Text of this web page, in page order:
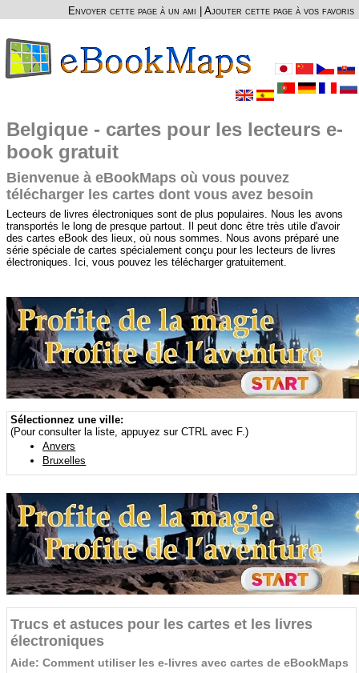
Envoyer cette page à un ami Ajouter cette page à vos favoris
Belgique - cartes pour les lecteurs e-
book gratuit
Bienvenue à eBookMaps où vous pouvez
télécharger les cartes dont vous avez besoin
Lecteurs de livres électroniques sont de plus populaires. Nous les avons
transportés le long de presque partout. Il peut donc être très utile d'avoir
des cartes eBook des lieux, où nous sommes. Nous avons préparé une
série spéciale de cartes spécialement conçu pour les lecteurs de livres
électroniques. Ici, vous pouvez les télécharger gratuitement.
Sélectionnez une ville:
(Pour consulter la liste, appuyez sur CTRL avec F.)
Anvers
Bruxelles
Trucs et astuces pour les cartes et les livres
électroniques
Aide: Comment utiliser les e-livres avec cartes de eBookMaps